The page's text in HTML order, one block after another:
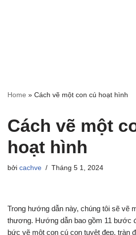
Home » Cách vẽ một con cú hoạt hình
Cách vẽ một
hoạt hình
bởi cachve Tháng 5 1, 2024
Trong hướng dẫn này, chúng tôi sẽ vẽ
thương. Hướng dẫn bao gồm 11 bước
bức vẽ một con cú con tuyệt đẹp, tràn